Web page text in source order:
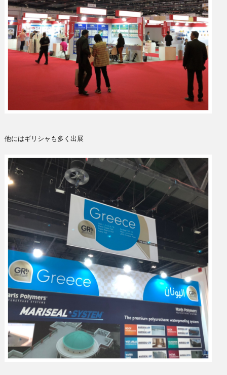
他にはギリシャも多く出展